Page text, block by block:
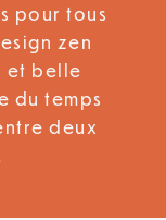
pour tous
zen
et belle
du temps
deux